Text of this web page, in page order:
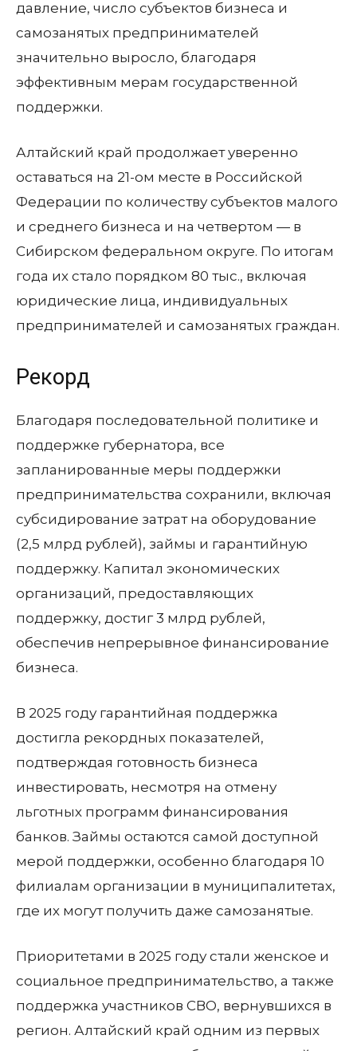
давление, число субъектов бизнеса и
самозанятых предпринимателей
значительно выросло, благодаря
эффективным мерам государственной
поддержки.
Алтайский край продолжает уверенно
оставаться на 21-ом месте в Российской
Федерации по количеству субъектов малого
и среднего бизнеса и на четвертом — в
Сибирском федеральном округе. По итогам
года их стало порядком 80 тыс., включая
юридические лица, индивидуальных
предпринимателей и самозанятых граждан.
Рекорд
Благодаря последовательной политике и
поддержке губернатора, все
запланированные меры поддержки
предпринимательства сохранили, включая
субсидирование затрат на оборудование
(2,5 млрд рублей), займы и гарантийную
поддержку. Капитал экономических
организаций, предоставляющих
поддержку, достиг 3 млрд рублей,
обеспечив непрерывное финансирование
бизнеса.
В 2025 году гарантийная поддержка
достигла рекордных показателей,
подтверждая готовность бизнеса
инвестировать, несмотря на отмену
льготных программ финансирования
банков. Займы остаются самой доступной
мерой поддержки, особенно благодаря 10
филиалам организации в муниципалитетах,
где их могут получить даже самозанятые.
Приоритетами в 2025 году стали женское и
социальное предпринимательство, а также
поддержка участников СВО, вернувшихся в
регион. Алтайский край одним из первых